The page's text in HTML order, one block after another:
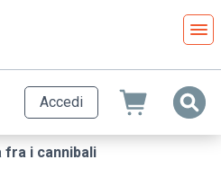
Accedi
fra i cannibali